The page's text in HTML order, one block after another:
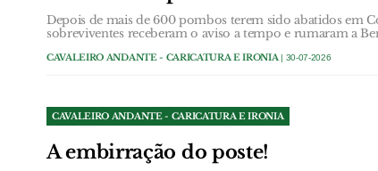
Depois de mais de 600 pombos terem sido abatidos em
sobreviventes receberam o aviso a tempo e rumaram a
CAVALEIRO ANDANTE - CARICATURA E IRONIA | 30-07-2026
CAVALEIRO ANDANTE - CARICATURA E IRONIA
A embirração do poste!